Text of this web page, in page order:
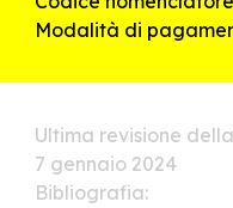
Modalità di
Ultima revisione
7 gennaio 2024
Bibliografia: